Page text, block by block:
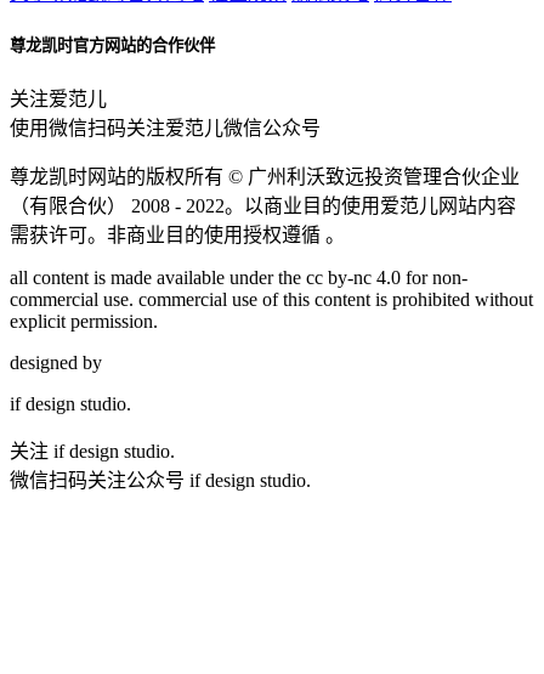
尊龙凯时官方网站的合作伙伴
关注爱范儿
使用微信扫码关注爱范儿微信公众号
尊龙凯时网站的版权所有 © 广州利沃致远投资管理合伙企业
（有限合伙）
2008 - 2022。以商业目的使用爱范儿网站内容
需获许可。非商业目的使用授权遵循 。
all content is made available under the cc by-nc 4.0 for non-
commercial use. commercial use of this content is prohibited without
explicit permission.
designed by
if design studio.
关注 if design studio.
微信扫码关注公众号 if design studio.